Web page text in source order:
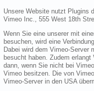
Unsere Website nutzt Plugins
Vimeo Inc., 555 West 18th
Wenn Sie eine unserer mit
besuchen, wird eine
Dabei wird dem Vimeo-Server
besucht haben. Zudem
dann, wenn Sie nicht bei
Vimeo besitzen. Die von
Vimeo-Server in den USA